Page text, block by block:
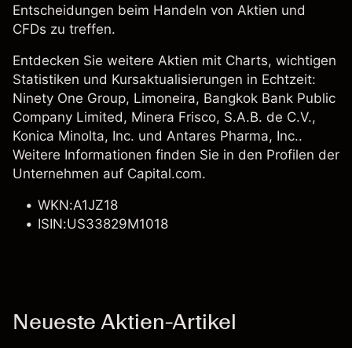
Entscheidungen beim Handeln von Aktien und
CFDs zu treffen.
Entdecken Sie weitere Aktien mit Charts, wichtigen
Statistiken und Kursaktualisierungen in Echtzeit:
Ninety One Group, Limoneira, Bangkok Bank Public
Company Limited, Minera Frisco, S.A.B. de C.V.,
Konica Minolta, Inc. und Antares Pharma, Inc..
Weitere Informationen finden Sie in den Profilen der
Unternehmen auf Capital.com.
WKN:A1JZ18
ISIN:US33829M1018
Neueste Aktien-Artikel